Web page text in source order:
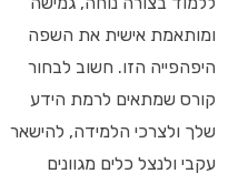
ומותאמת אישית את השפה
היפהפייה הזו. חשוב לבחור
קורס שמתאים לרמת הידע
שלך ולצרכי הלמידה, להישאר
עקבי ולנצל כלים מגוונים